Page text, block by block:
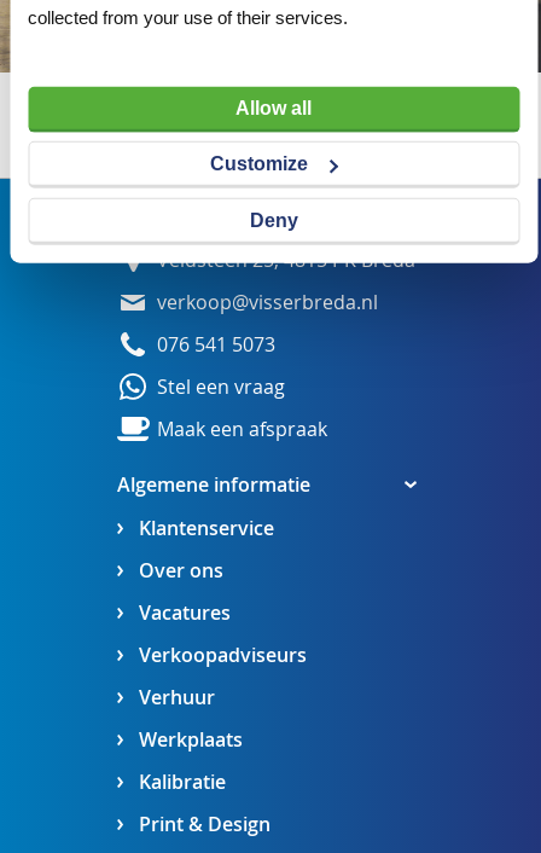
collected from your use of their services.
Allow all
Customize
Deny
Algemene informatie
Klantenservice
Over ons
Vacatures
Verkoopadviseurs
Verhuur
Werkplaats
Kalibratie
Print & Design
Veldsteen 25, 4815 PK Breda
verkoop@visserbreda.nl
076 541 5073
Stel een vraag
Maak een afspraak